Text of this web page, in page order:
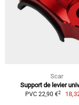
Scar
Support de levier
PVC 22,90 €2